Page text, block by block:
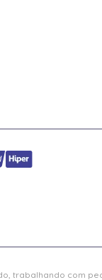
trabalhando com